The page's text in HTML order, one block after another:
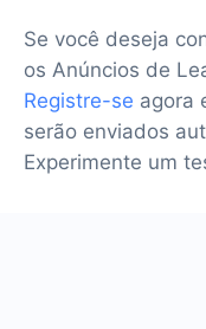
Se você deseja
os Anúncios de
Registre-se agora
serão enviados
Experimente um